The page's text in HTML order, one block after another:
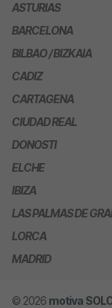
ASTURIAS
BARCELONA
BILBAO / BIZKAIA
CADIZ
CARTAGENA
CIUDAD REAL
DONOSTI
ELCHE
IBIZA
LAS PALMAS DE
LORCA
MADRID
© 2026 motiva